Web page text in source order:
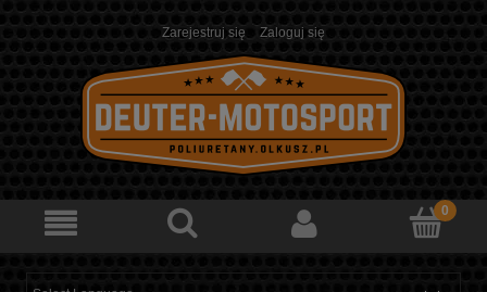
Zarejestruj się Zaloguj się